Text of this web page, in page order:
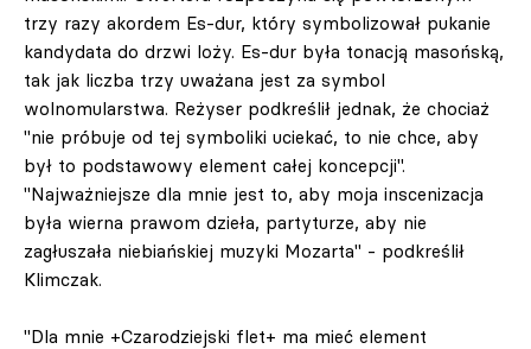
trzy razy akordem Es-dur, który symbolizował pukanie
kandydata do drzwi loży. Es-dur była tonacją masońską,
tak jak liczba trzy uważana jest za symbol
wolnomularstwa. Reżyser podkreślił jednak, że chociaż
"nie próbuje od tej symboliki uciekać, to nie chce, aby
był to podstawowy element całej koncepcji".
"Najważniejsze dla mnie jest to, aby moja inscenizacja
była wierna prawom dzieła, partyturze, aby nie
zagłuszała niebiańskiej muzyki Mozarta" - podkreślił
Klimczak.
"Dla mnie +Czarodziejski flet+ ma mieć element